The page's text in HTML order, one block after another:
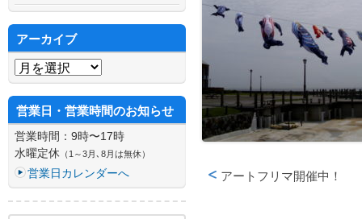
アートフリマ開催中！
アーカイブ
アーカイブ
営業日・営業時間のお知らせ
営業時間：9時〜17時
水曜定休 （1～3月､8月は無休）
営業日カレンダーへ